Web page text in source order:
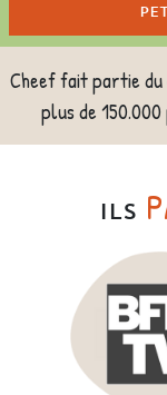
Cheef fait partie du
plus de
ILS